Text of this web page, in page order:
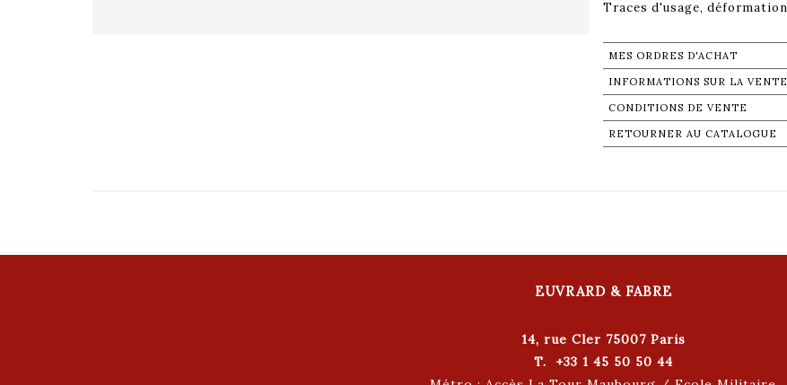
MES ORDRES D'ACHAT
INFORMATIONS SUR LA VENTE
CONDITIONS DE VENTE
RETOURNER AU CATALOGUE
EUVRARD & FABRE
14, rue Cler 75007 Paris
T. +33 1 45 50 50 44